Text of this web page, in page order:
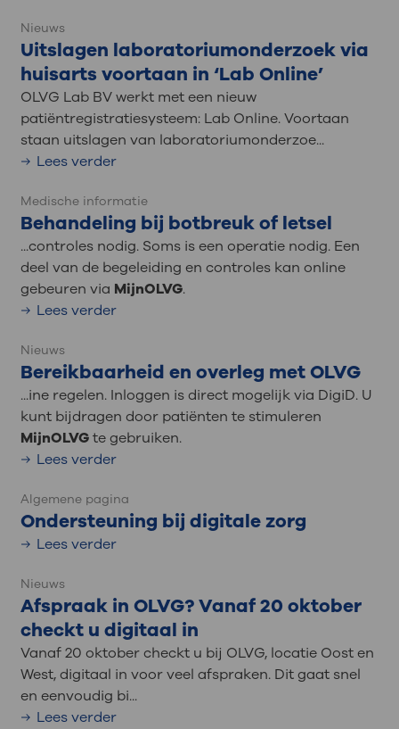
Nieuws
Uitslagen laboratoriumonderzoek via
huisarts voortaan in ‘Lab Online’
OLVG Lab BV werkt met een nieuw
patiëntregistratiesysteem: Lab Online. Voortaan
staan uitslagen van laboratoriumonderzoe...
Lees verder
Medische informatie
Behandeling bij botbreuk of letsel
...controles nodig. Soms is een operatie nodig. Een
deel van de begeleiding en controles kan online
gebeuren via MijnOLVG.
Lees verder
Nieuws
Bereikbaarheid en overleg met OLVG
...ine regelen. Inloggen is direct mogelijk via DigiD. U
kunt bijdragen door patiënten te stimuleren
MijnOLVGte gebruiken.
Lees verder
Algemene pagina
Ondersteuning bij digitale zorg
Lees verder
Nieuws
Afspraak in OLVG? Vanaf 20 oktober
checkt u digitaal in
Vanaf 20 oktober checkt u bij OLVG, locatie Oost en
West, digitaal in voor veel afspraken. Dit gaat snel
en eenvoudig bi...
Lees verder